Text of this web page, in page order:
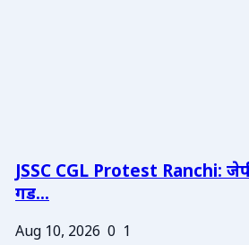
JSSC CGL Protest Ranchi:
गड...
Aug 10, 2026 0 1